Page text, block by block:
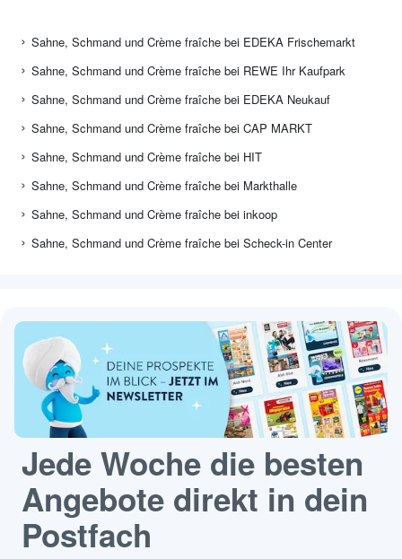
Sahne, Schmand und Crème fraîche bei EDEKA Frischemarkt
Sahne, Schmand und Crème fraîche bei REWE Ihr Kaufpark
Sahne, Schmand und Crème fraîche bei EDEKA Neukauf
Sahne, Schmand und Crème fraîche bei CAP MARKT
Sahne, Schmand und Crème fraîche bei HIT
Sahne, Schmand und Crème fraîche bei Markthalle
Sahne, Schmand und Crème fraîche bei inkoop
Sahne, Schmand und Crème fraîche bei Scheck-in Center
Jede Woche die besten
Angebote direkt in dein
Postfach